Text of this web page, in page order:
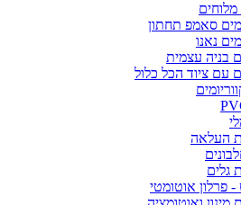
מלוחים
סאמפ תחתון
נאנו
בניה עצמית
עם ציוד הכל כלול
העלאה
גלים
פרלון אוטומטי